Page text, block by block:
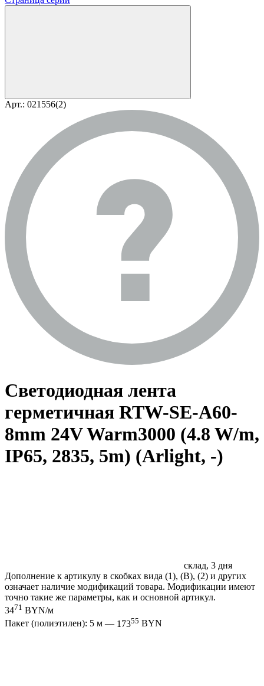
Арт.: 021556(2)
Светодиодная лента
герметичная RTW-SE-A60-
8mm 24V Warm3000 (4.8 W/m,
IP65, 2835, 5m) (Arlight, -)
склад, 3 дня
Дополнение к артикулу в скобках вида (1), (B), (2) и других
означает наличие модификаций товара. Модификации имеют
точно такие же параметры, как и основной артикул.
3471 BYN/м
Пакет (полиэтилен): 5 м — 17355 BYN